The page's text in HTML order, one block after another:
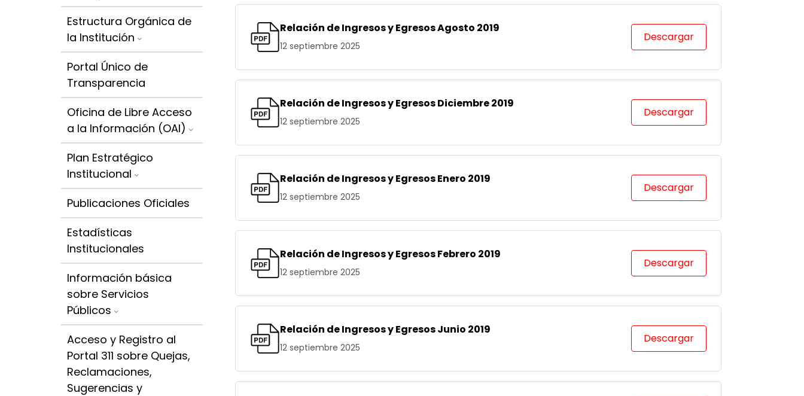
Estructura Orgánica de
la Institución
Portal Único de
Transparencia
Oficina de Libre Acceso
a la Información (OAI)
Plan Estratégico
Institucional
Publicaciones Oficiales
Estadísticas
Institucionales
Información básica
sobre Servicios
Públicos
Acceso y Registro al
Portal 311 sobre Quejas,
Reclamaciones,
Sugerencias y
Relación de Ingresos y Egresos Agosto 2019
12 septiembre 2025
Descargar
Relación de Ingresos y Egresos Diciembre 2019
12 septiembre 2025
Descargar
Relación de Ingresos y Egresos Enero 2019
12 septiembre 2025
Descargar
Relación de Ingresos y Egresos Febrero 2019
12 septiembre 2025
Descargar
Relación de Ingresos y Egresos Junio 2019
12 septiembre 2025
Descargar